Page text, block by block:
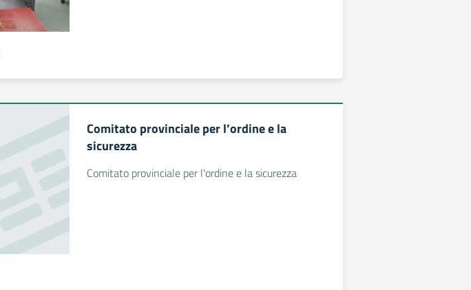
Comitato provinciale per l’ordine e la
sicurezza
Comitato provinciale per l'ordine e la sicurezza